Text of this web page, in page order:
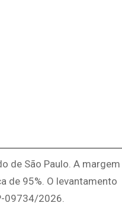
de São Paulo. A margem
de 95%. O levantamento
09734/2026.